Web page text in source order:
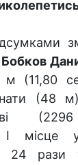
Бобков
м (11,80
(48
місце у
24